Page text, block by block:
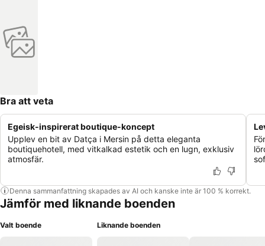
Bra att veta
Egeisk-inspirerat boutique-koncept
Upplev en bit av Datça i Mersin på detta eleganta
boutiquehotell, med vitkalkad estetik och en lugn, exklusiv
atmosfär.
Denna sammanfattning skapades av AI och kanske inte är 100 % korrekt.
Jämför med liknande boenden
Valt boende Liknande boenden